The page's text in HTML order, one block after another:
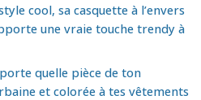
cool, sa casquette à l’envers
une vraie touche trendy à
quelle pièce de ton
et colorée à tes vêtements